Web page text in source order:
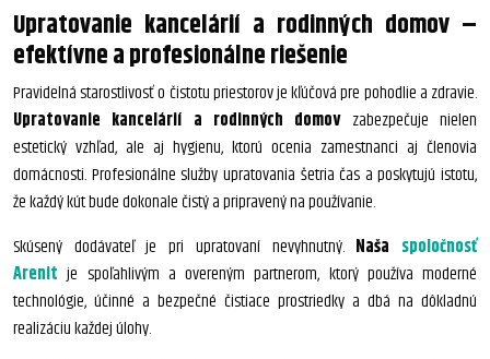
Upratovanie kancelárií a rodinných domov –
efektívne a profesionálne riešenie
Pravidelná starostlivosť o čistotu priestorov je kľúčová pre pohodlie a zdravie.
Upratovanie kancelárií a rodinných domovzabezpečuje nielen
estetický vzhľad, ale aj hygienu, ktorú ocenia zamestnanci aj členovia
domácnosti. Profesionálne služby upratovania šetria čas a poskytujú istotu,
že každý kút bude dokonale čistý a pripravený na používanie.
Skúsený dodávateľ je pri upratovaní nevyhnutný. Naša spoločnosť
Arenit je spoľahlivým a overeným partnerom, ktorý používa moderné
technológie, účinné a bezpečné čistiace prostriedky a dbá na dôkladnú
realizáciu každej úlohy.